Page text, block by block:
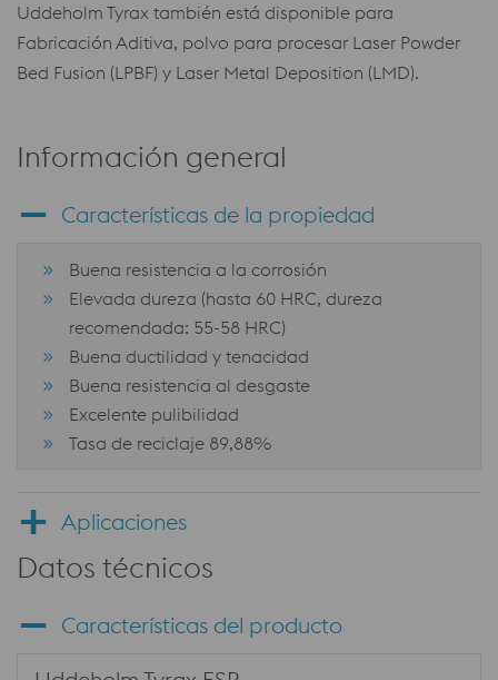
Uddeholm Tyrax también está disponible para
Fabricación Aditiva, polvo para procesar Laser Powder
Bed Fusion (LPBF) y Laser Metal Deposition (LMD).
Información general
Características de la propiedad
Buena resistencia a la corrosión
Elevada dureza (hasta 60 HRC, dureza
recomendada: 55-58 HRC)
Buena ductilidad y tenacidad
Buena resistencia al desgaste
Excelente pulibilidad
Tasa de reciclaje 89,88%
Aplicaciones
Datos técnicos
Características del producto